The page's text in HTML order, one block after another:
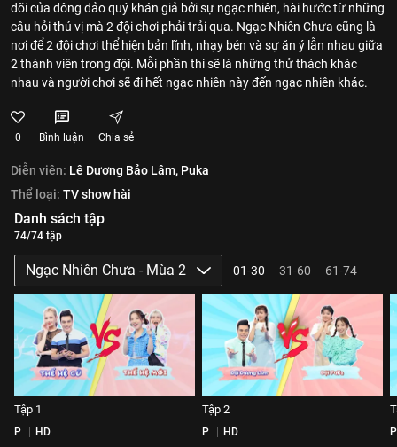
dõi của đông đảo quý khán giả bởi sự ngạc nhiên, hài hước từ những
câu hỏi thú vị mà 2 đội chơi phải trải qua. Ngạc Nhiên Chưa cũng là
nơi để 2 đội chơi thể hiện bản lĩnh, nhạy bén và sự ăn ý lẫn nhau giữa
2 thành viên trong đội. Mỗi phần thi sẽ là những thử thách khác
nhau và người chơi sẽ đi hết ngạc nhiên này đến ngạc nhiên khác.
0 Bình luận Chia sẻ
Diễn viên: Lê Dương Bảo Lâm, Puka
Thể loại: TV show hài
Danh sách tập
74/74 tập
Ngạc Nhiên Chưa - Mùa 2 01-30 31-60 61-74
Tập 1
P HD
Tập 2
P HD P